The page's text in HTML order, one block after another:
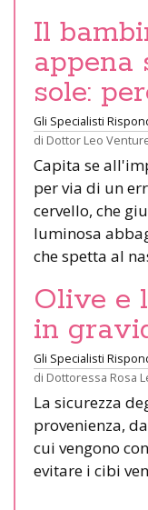
Il
appena
sole:
Gli Specialisti
di Dottor Leo
Capita se
per via di un
cervello, che
luminosa
che spetta al
Olive e
in
Gli Specialisti
di Dottoressa Rosa
La sicurezza
provenienza,
cui vengono
evitare i cibi